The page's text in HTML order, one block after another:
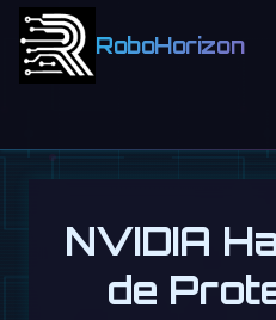
RoboHorizon
NVIDIA
de